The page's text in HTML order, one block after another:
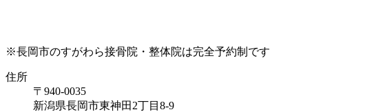
※長岡市のすがわら接骨院・整体院は完全予約制です
住所
〒940-0035
新潟県長岡市東神田2丁目8-9